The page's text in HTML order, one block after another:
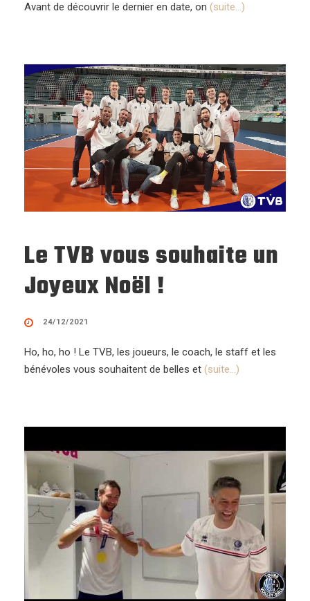
Avant de découvrir le dernier en date, on (suite…)
Le TVB vous souhaite un
Joyeux Noël !
24/12/2021
Ho, ho, ho ! Le TVB, les joueurs, le coach, le staff et les
bénévoles vous souhaitent de belles et (suite…)